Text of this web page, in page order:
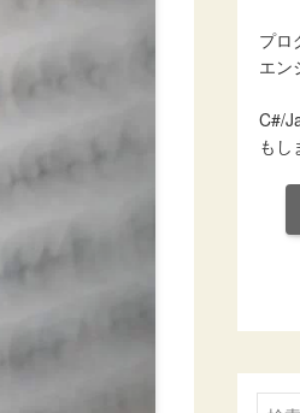
プロ
エン
C#/
もし